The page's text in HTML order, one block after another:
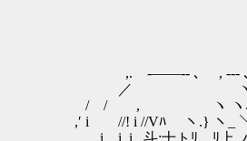
､ , -‐-
ー
ヽ､
Vﾊ ヽ.} ヽ_
トﾘ ﾘ上_ハ ﾊ